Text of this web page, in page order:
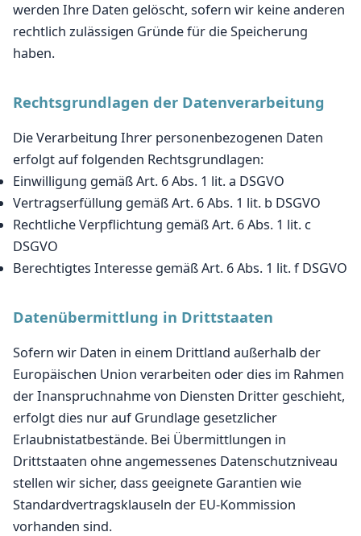
werden Ihre Daten gelöscht, sofern wir keine anderen
rechtlich zulässigen Gründe für die Speicherung
haben.
Rechtsgrundlagen der Datenverarbeitung
Die Verarbeitung Ihrer personenbezogenen Daten
erfolgt auf folgenden Rechtsgrundlagen:
Einwilligung gemäß Art. 6 Abs. 1 lit. a DSGVO
Vertragserfüllung gemäß Art. 6 Abs. 1 lit. b DSGVO
Rechtliche Verpflichtung gemäß Art. 6 Abs. 1 lit. c
DSGVO
Berechtigtes Interesse gemäß Art. 6 Abs. 1 lit. f DSGVO
Datenübermittlung in Drittstaaten
Sofern wir Daten in einem Drittland außerhalb der
Europäischen Union verarbeiten oder dies im Rahmen
der Inanspruchnahme von Diensten Dritter geschieht,
erfolgt dies nur auf Grundlage gesetzlicher
Erlaubnistatbestände. Bei Übermittlungen in
Drittstaaten ohne angemessenes Datenschutzniveau
stellen wir sicher, dass geeignete Garantien wie
Standardvertragsklauseln der EU-Kommission
vorhanden sind.